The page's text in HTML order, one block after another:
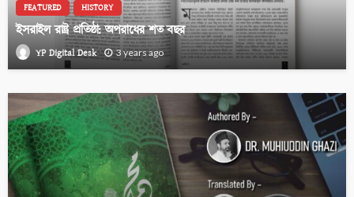
FEATURED HISTORY
ইসরাইল রাষ্ট্র প্রতিষ্ঠা: অপরাধের শত বছর
YP Digital Desk 3 years ago